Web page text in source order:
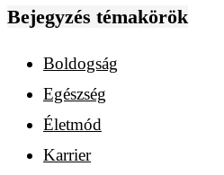
Bejegyzés témakörök
Boldogság
Egészség
Életmód
Karrier